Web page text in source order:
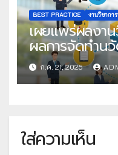
BEST PRACTICE งานวิชาการ
เผยแพร่ผลงา
ผลการจัดทำน
คัดเลือกวิธีปฏิ
ก.ค. 21, 2025
ใส่ความเห็น